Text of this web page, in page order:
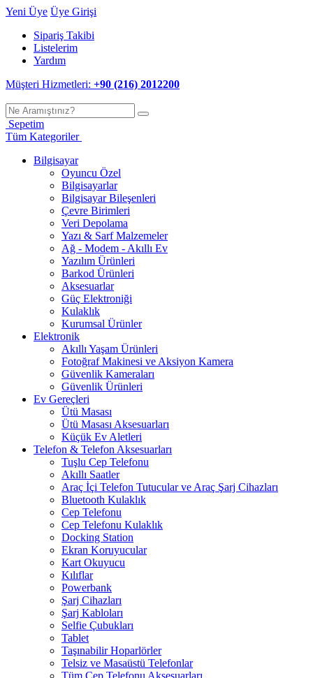
Yeni Üye Üye Girişi
Sipariş Takibi
Listelerim
Yardım
Müşteri Hizmetleri: +90 (216) 2012200
Sepetim
Tüm Kategoriler
Bilgisayar
Oyuncu Özel
Bilgisayarlar
Bilgisayar Bileşenleri
Çevre Birimleri
Veri Depolama
Yazı & Sarf Malzemeler
Ağ - Modem - Akıllı Ev
Yazılım Ürünleri
Barkod Ürünleri
Aksesuarlar
Güç Elektroniği
Kulaklık
Kurumsal Ürünler
Elektronik
Akıllı Yaşam Ürünleri
Fotoğraf Makinesi ve Aksiyon Kamera
Güvenlik Kameraları
Güvenlik Ürünleri
Ev Gereçleri
Ütü Masası
Ütü Masası Aksesuarları
Küçük Ev Aletleri
Telefon & Telefon Aksesuarları
Tuşlu Cep Telefonu
Akıllı Saatler
Araç İçi Telefon Tutucular ve Araç Şarj Cihazları
Bluetooth Kulaklık
Cep Telefonu
Cep Telefonu Kulaklık
Docking Station
Ekran Koruyucular
Kart Okuyucu
Kılıflar
Powerbank
Şarj Cihazları
Şarj Kabloları
Selfie Çubukları
Tablet
Taşınabilir Hoparlörler
Telsiz ve Masaüstü Telefonlar
Tüm Cep Telefonu Aksesuarları